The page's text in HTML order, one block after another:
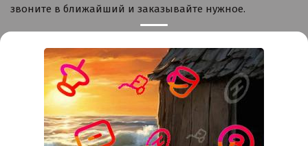
звоните в ближайший и заказывайте нужное.
Контакты
Краснодар Тимашевск Темрюк
+7 (861) 298-41-90 +7 (861) 298-41-90
Российская, дом 269/10А